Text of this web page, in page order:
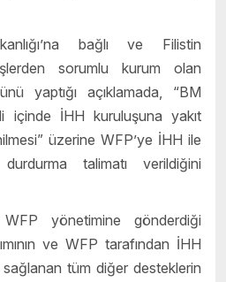
bağlı ve Filistin
sorumlu kurum olan
yaptığı açıklamada, “BM
içinde İHH kuruluşuna yakıt
üzerine WFP’ye İHH ile
talimatı verildiğini
WFP yönetimine gönderdiği
ve WFP tarafından İHH
sağlanan tüm diğer desteklerin